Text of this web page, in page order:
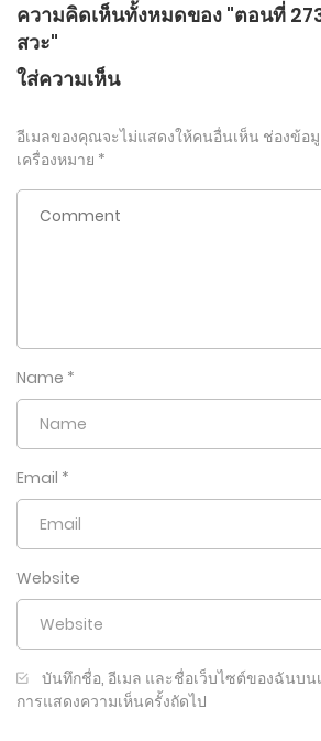
ความคิดเห็นทั้งหมดของ "ตอนที่
สวะ"
ใส่ความเห็น
อีเมลของคุณจะไม่แสดงให้คนอื่นเห็น ช่องข้อ
เครื่องหมาย *
Name *
Email *
Website
บันทึกชื่อ, อีเมล และชื่อเว็บไซต์ของฉันบน
การแสดงความเห็นครั้งถัดไป